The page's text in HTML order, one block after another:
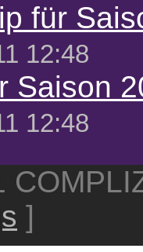
für
12:48
Saison
12:48
]